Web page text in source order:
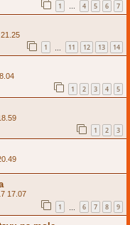
1 … 4 5 6 7
1 11 12 13 14
1 2 3 4 5
1 2 3
17.07
1 6 7 8 9